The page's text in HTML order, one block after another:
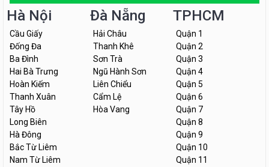
Hà Nội
Cầu Giấy
Đống Đa
Ba Đình
Hai Bà Trưng
Hoàn Kiếm
Thanh Xuân
Tây Hồ
Long Biên
Hà Đông
Bắc Từ Liêm
Nam Từ Liêm
Đà Nẵng
Hải Châu
Thanh Khê
Sơn Trà
Ngũ Hành Sơn
Liên Chiểu
Cẩm Lệ
Hòa Vang
TPHCM
Quận 1
Quận 2
Quận 3
Quận 4
Quận 5
Quận 6
Quận 7
Quận 8
Quận 9
Quận 10
Quận 11